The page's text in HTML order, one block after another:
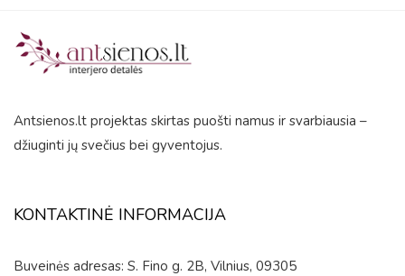
Antsienos.lt projektas skirtas puošti namus ir svarbiausia –
džiuginti jų svečius bei gyventojus.
KONTAKTINĖ INFORMACIJA
Buveinės adresas: S. Fino g. 2B, Vilnius, 09305